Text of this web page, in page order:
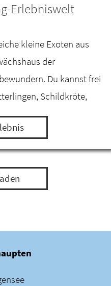
Erlebniswelt
kleine Exoten aus
der
Du kannst frei
Schildkröte,
Minipapageien…